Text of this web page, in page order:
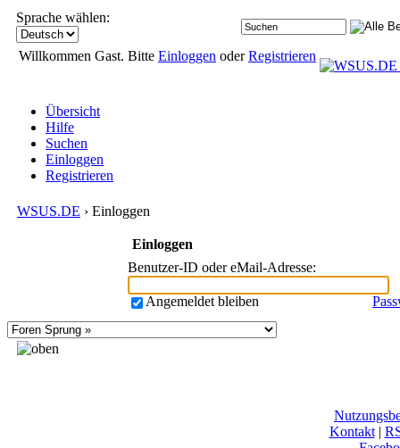
Sprache wählen:
Willkommen Gast. Bitte Einloggen oderRegistrieren
Übersicht
Hilfe
Suchen
Einloggen
Registrieren
WSUS.DE › Einloggen
Einloggen
Benutzer-ID oder eMail-Adresse:
Angemeldet bleiben
Kontakt|